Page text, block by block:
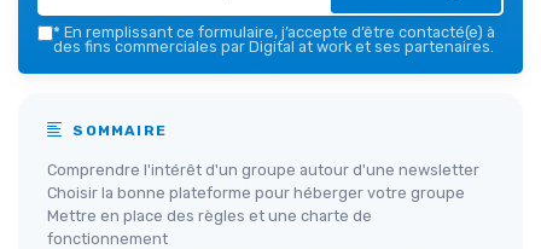
* En remplissant ce formulaire, j’accepte d’être contacté(e) à
des fins commerciales par Digital at work et ses partenaires.
SOMMAIRE
Comprendre l'intérêt d'un groupe autour d'une newsletter
Choisir la bonne plateforme pour héberger votre groupe
Mettre en place des règles et une charte de
fonctionnement